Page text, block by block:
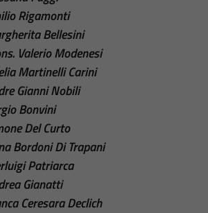
Rigamonti
Bellesini
Valerio Modenesi
Martinelli Carini
Gianni Nobili
Bonvini
Del Curto
Bordoni Di Trapani
Patriarca
Gianatti
Ceresara Declich